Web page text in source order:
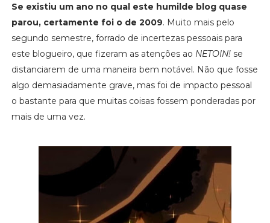
Se existiu um ano no qual este humilde blog quase
parou, certamente foi o de 2009. Muito mais pelo
segundo semestre, forrado de incertezas pessoais para
este blogueiro, que fizeram as atenções ao NETOIN!se
distanciarem de uma maneira bem notável. Não que fosse
algo demasiadamente grave, mas foi de impacto pessoal
o bastante para que muitas coisas fossem ponderadas por
mais de uma vez.